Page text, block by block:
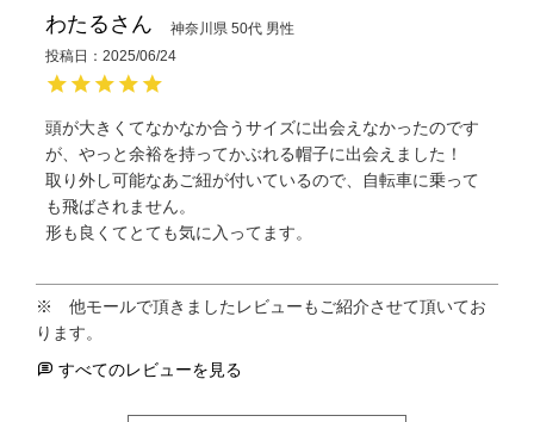
わたる 神奈川県 50代 男性
投稿日
2025/06/24
頭が大きくてなかなか合うサイズに出会えなかったのです
が、やっと余裕を持ってかぶれる帽子に出会えました！
取り外し可能なあご紐が付いているので、自転車に乗って
も飛ばされません。
形も良くてとても気に入ってます。
すべてのレビューを見る